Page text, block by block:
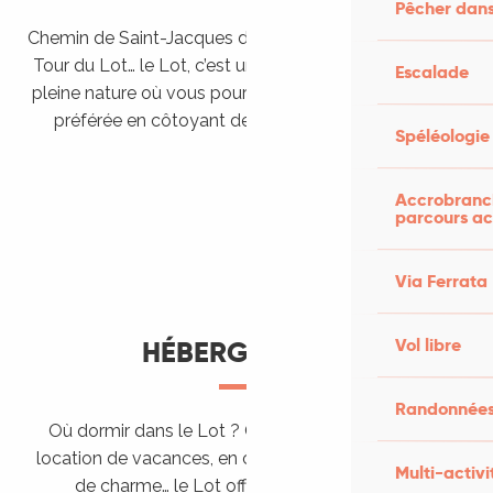
Pêcher
Escalade
Spéléologie
parcours
Via Ferrata
Vol libre
Multi-
Chemin de Saint-Jacques de Compostelle, Véloroutes,
Tour du Lot… le Lot, c’est une véritable destination de
pleine nature où vous pourrez pratiquer votre activité
préférée en côtoyant des paysages grandioses.
HÉBERGEMENTS
Où dormir dans le Lot ? Chez l’habitant, dans une
location de vacances, en camping, ou dans un hôtel
de charme… le Lot offre des hébergements